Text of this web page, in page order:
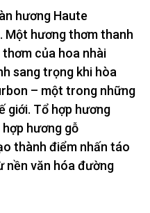
hương Haute
Một hương thơm thanh
của hoa nhài
sang trọng khi hòa
– một trong những
giới. Tổ hợp hương
hương gỗ
thành điểm nhấn táo
nền văn hóa đường